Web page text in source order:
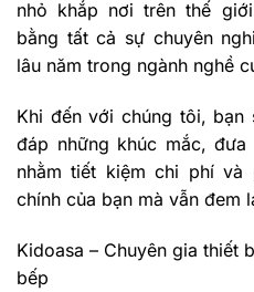
nhỏ khắp nơi trên thế
bằng tất cả sự chuyên
lâu năm trong ngành nghề
Khi đến với chúng tôi,
đáp những khúc mắc,
nhằm tiết kiệm chi phí
chính của bạn mà vẫn đem
Kidoasa – Chuyên gia thiết
bếp